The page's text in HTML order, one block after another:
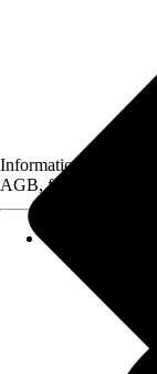
Informationen des
AGB, finden Sie bei